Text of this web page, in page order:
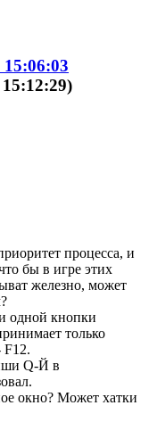
15:06:03
процесса, и
бы в игре этих
железно, может
одной кнопки
только
F12.
Q-Й в
окно? Может хатки